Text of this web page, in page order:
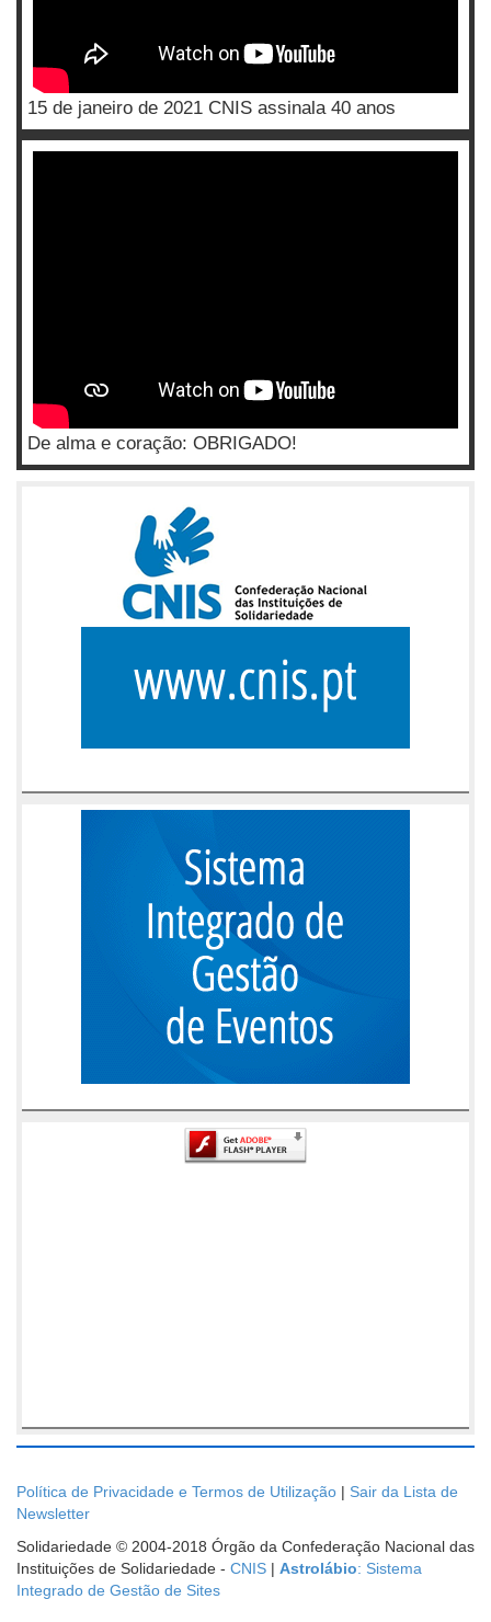
15 de janeiro de 2021 CNIS assinala 40 anos
De alma e coração: OBRIGADO!
Política de Privacidade e Termos de Utilização | Sair da Lista de
Newsletter
Solidariedade © 2004-2018 Órgão da Confederação Nacional das
Instituições de Solidariedade - CNIS | Astrolábio: Sistema
Integrado de Gestão de Sites